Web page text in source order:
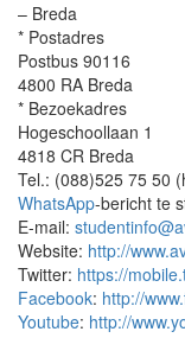
– Breda
* Postadres
Postbus 90116
4800 RA Breda
* Bezoekadres
Hogeschoollaan 1
4818 CR Breda
Tel.: (088)525 75 50
WhatsApp-bericht te
E-mail:
Website: http://
Twitter: https://
Facebook: http://
Youtube: http://